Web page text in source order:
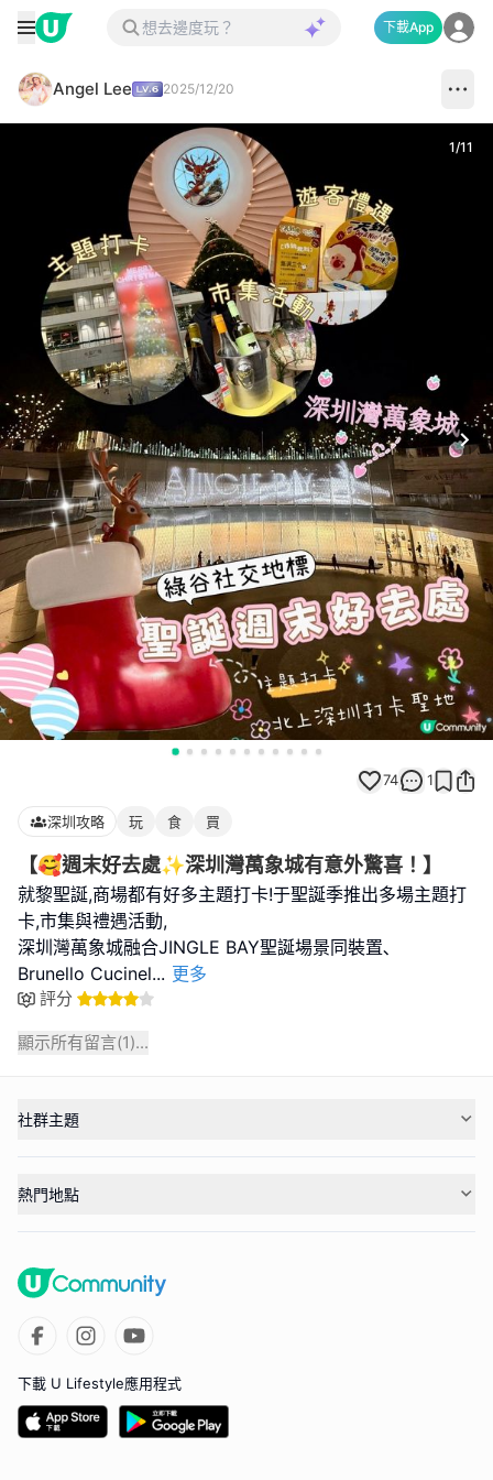
下載App
Angel Lee 2025/12/20
1/11
74 1
深圳攻略 玩 食 買
【🥰週末好去處✨深圳灣萬象城有意外驚喜！】
就黎聖誕,商場都有好多主題打卡!于聖誕季推出多場主題打
卡,市集與禮遇活動,
深圳灣萬象城融合JINGLE BAY聖誕場景同裝置､
Brunello Cucinel... 更多
評分
顯示所有留言(1)...
社群主題
熱門地點
下載 U Lifestyle應用程式